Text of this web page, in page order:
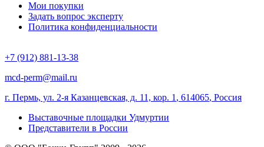
Мои покупки
Задать вопрос эксперту
Политика конфиденциальности
+7 (912) 881-13-38
mcd-perm@mail.ru
г. Пермь, ул. 2-я Казанцевская, д. 11, кор. 1 , 614065, Россия
Выставочные площадки Удмуртии
Представители в России